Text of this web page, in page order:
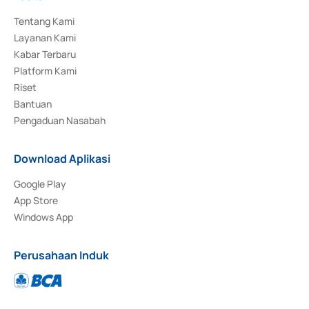
Tentang Kami
Layanan Kami
Kabar Terbaru
Platform Kami
Riset
Bantuan
Pengaduan Nasabah
Download Aplikasi
Google Play
App Store
Windows App
Perusahaan Induk